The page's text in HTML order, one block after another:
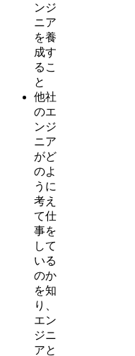
ンジ
ニア
を養
成す
るこ
と
他社
のエ
ンジ
ニア
がど
のよ
うに
考え
て仕
事を
して
いる
のか
を知
り、
エン
ジニ
アと